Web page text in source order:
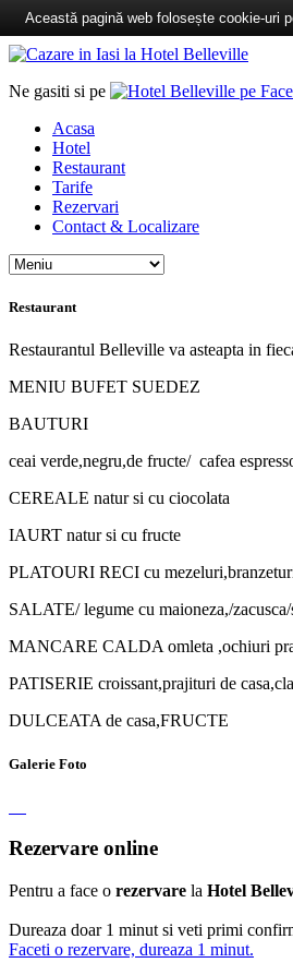
Ne gasiti si pe
Acasa
Hotel
Restaurant
Tarife
Rezervari
Contact & Localizare
Restaurant
Restaurantul Belleville va asteapta in
MENIU BUFET SUEDEZ
BAUTURI
ceai verde,negru,de fructe/ cafea
CEREALE natur si cu ciocolata
IAURT natur si cu fructe
PLATOURI RECI cu
SALATE/ legume cu maioneza,/
MANCARE CALDA omleta ,ochiuri
PATISERIE croissant,prajituri de
DULCEATA de casa,FRUCTE
Galerie Foto
Rezervare online
Pentru a face o rezervare la Hotel
Dureaza doar 1 minut si veti primi
Faceti o rezervare, dureaza 1 minut.
Această pagină web folosește cookie-uri